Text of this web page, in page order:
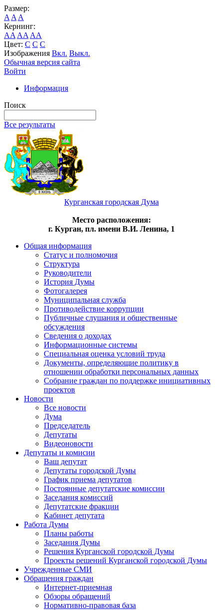
Размер:
A A A
Кернинг:
AA AA AA
Цвет: C C C
Изображения Вкл. Выкл.
Обычная версия сайта
Войти
Информация
Поиск
Все результаты
Курганская городская Дума
Место расположения:
г. Курган, пл. имени В.И. Ленина, 1
Общая информация
Статус и полномочия
Структура
Руководители
История Думы
Фотогалерея
Муниципальная служба
Противодействие коррупции
Публичные слушания и общественные
обсуждения
Сведения о доходах
Информационные системы
Специальная оценка условий труда
Документы, определяющие политику в
отношении обработки персональных данных
Собрание граждан по поддержке инициативных
проектов
Новости
Все новости
Дума
Председатель
Депутаты
Видеоновости
Депутаты и комисии
Ваш депутат
Депутаты городской Думы
График приема депутатов
Постоянные депутатские комиссии
Заседания комиссий
Депутатские фракции
Кабинет депутата
Работа Думы
Планы работы
Заседания Думы
Решения Курганской городской Думы
Проекты решений Курганской городской Думы
Учрежденные СМИ
Обращения граждан
Интернет-приемная
Обзоры обращений
Нормативно-правовая база